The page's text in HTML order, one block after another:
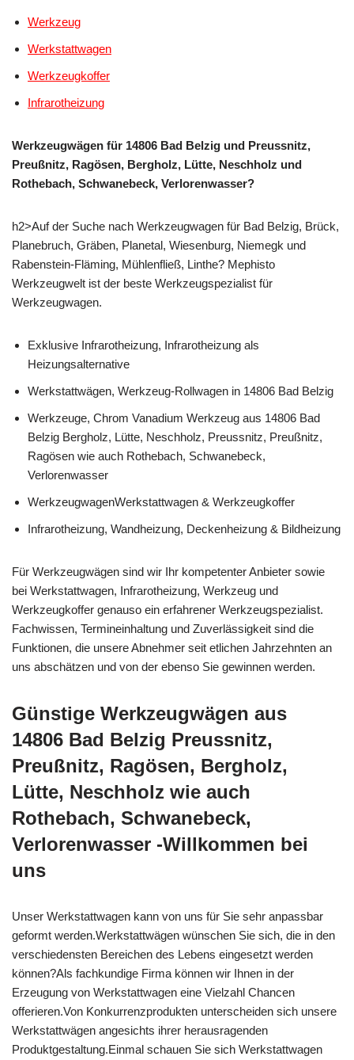
Werkzeug
Werkstattwagen
Werkzeugkoffer
Infrarotheizung
Werkzeugwägen für 14806 Bad Belzig und Preussnitz,
Preußnitz, Ragösen, Bergholz, Lütte, Neschholz und
Rothebach, Schwanebeck, Verlorenwasser?
h2>Auf der Suche nach Werkzeugwagen für Bad Belzig, Brück,
Planebruch, Gräben, Planetal, Wiesenburg, Niemegk und
Rabenstein-Fläming, Mühlenfließ, Linthe? Mephisto
Werkzeugwelt ist der beste Werkzeugspezialist für
Werkzeugwagen.
Exklusive Infrarotheizung, Infrarotheizung als
Heizungsalternative
Werkstattwägen, Werkzeug-Rollwagen in 14806 Bad Belzig
Werkzeuge, Chrom Vanadium Werkzeug aus 14806 Bad
Belzig Bergholz, Lütte, Neschholz, Preussnitz, Preußnitz,
Ragösen wie auch Rothebach, Schwanebeck,
Verlorenwasser
WerkzeugwagenWerkstattwagen & Werkzeugkoffer
Infrarotheizung, Wandheizung, Deckenheizung & Bildheizung
Für Werkzeugwägen sind wir Ihr kompetenter Anbieter sowie
bei Werkstattwagen, Infrarotheizung, Werkzeug und
Werkzeugkoffer genauso ein erfahrener Werkzeugspezialist.
Fachwissen, Termineinhaltung und Zuverlässigkeit sind die
Funktionen, die unsere Abnehmer seit etlichen Jahrzehnten an
uns abschätzen und von der ebenso Sie gewinnen werden.
Günstige Werkzeugwägen aus
14806 Bad Belzig Preussnitz,
Preußnitz, Ragösen, Bergholz,
Lütte, Neschholz wie auch
Rothebach, Schwanebeck,
Verlorenwasser -Willkommen bei
uns
Unser Werkstattwagen kann von uns für Sie sehr anpassbar
geformt werden.Werkstattwägen wünschen Sie sich, die in den
verschiedensten Bereichen des Lebens eingesetzt werden
können?Als fachkundige Firma können wir Ihnen in der
Erzeugung von Werkstattwagen eine Vielzahl Chancen
offerieren.Von Konkurrenzprodukten unterscheiden sich unsere
Werkstattwägen angesichts ihrer herausragenden
Produktgestaltung.Einmal schauen Sie sich Werkstattwagen